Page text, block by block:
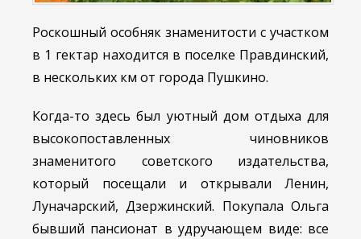
Роскошный особняк знаменитости с участком
в 1 гектар находится в поселке Правдинский,
в нескольких км от города Пушкино.
Когда-то здесь был уютный дом отдыха для
высокопоставленных чиновников
знаменитого советского издательства,
который посещали и открывали Ленин,
Луначарский, Дзержинский. Покупала Ольга
бывший пансионат в удручающем виде: все